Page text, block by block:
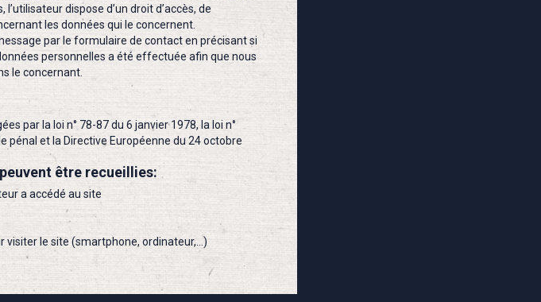
dispose d’un droit d’accès, de
les données qui le concernent.
par le formulaire de contact en précisant si
personnelles a été effectuée afin que nous
le concernant.
par la loi n° 78-87 du 6 janvier 1978, la loi n°
pénal et la Directive Européenne du 24 octobre
être recueillies:
a accédé au site
visiter le site (smartphone, ordinateur,…)